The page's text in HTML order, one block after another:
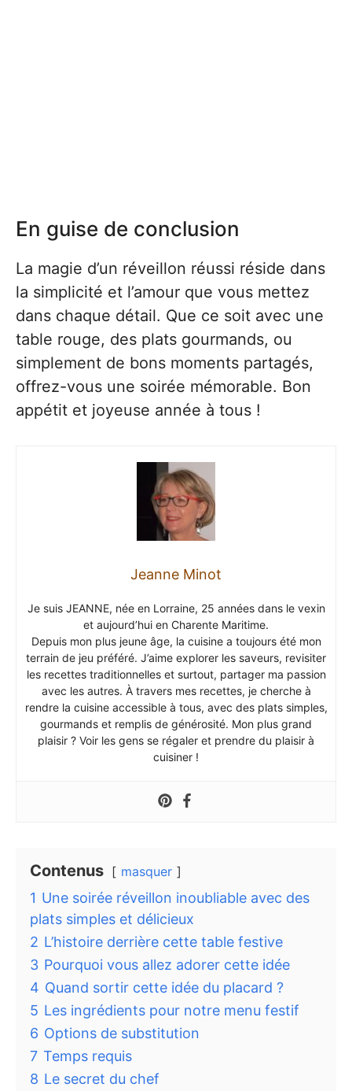
En guise de conclusion
La magie d’un réveillon réussi réside dans
la simplicité et l’amour que vous mettez
dans chaque détail. Que ce soit avec une
table rouge, des plats gourmands, ou
simplement de bons moments partagés,
offrez-vous une soirée mémorable. Bon
appétit et joyeuse année à tous !
Jeanne Minot
Je suis JEANNE, née en Lorraine, 25 années dans le vexin
et aujourd’hui en Charente Maritime.
Depuis mon plus jeune âge, la cuisine a toujours été mon
terrain de jeu préféré. J’aime explorer les saveurs, revisiter
les recettes traditionnelles et surtout, partager ma passion
avec les autres. À travers mes recettes, je cherche à
rendre la cuisine accessible à tous, avec des plats simples,
gourmands et remplis de générosité. Mon plus grand
plaisir ? Voir les gens se régaler et prendre du plaisir à
cuisiner !
Contenus masquer
1 Une soirée réveillon inoubliable avec des
plats simples et délicieux
2 L’histoire derrière cette table festive
3 Pourquoi vous allez adorer cette idée
4 Quand sortir cette idée du placard ?
5 Les ingrédients pour notre menu festif
6 Options de substitution
7 Temps requis
8 Le secret du chef